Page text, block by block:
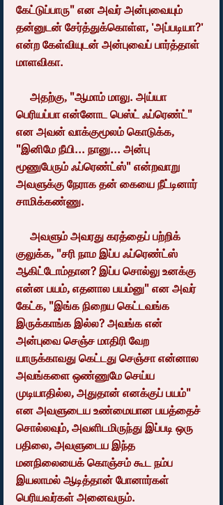
கேட்டுப்பாரு" என அவர் அன்புவையும்
தன்னுடன் சேர்த்துக்கொள்ள, 'அப்படியா?'
என்ற கேள்வியுடன் அன்புவைப் பார்த்தாள்
மாளவிகா.
பெரியப்பா என்னோட பெஸ்ட் ஃப்ரெண்ட்"
என அவன் வாக்குமூலம் கொடுக்க,
"இனிமே நீயி... நானு... அன்பு
மூணுபேரும் ஃப்ரெண்ட்ஸ்" என்றவாறு
அவளுக்கு நேராக தன் கையை நீட்டினார்
சாமிக்கண்ணு.
குலுக்க, "சரி நாம இப்ப ஃப்ரெண்ட்ஸ்
ஆகிட்டோம்தான? இப்ப சொல்லு உனக்கு
என்ன பயம், எதனால பயம்னு" என அவர்
கேட்க, "இங்க நிறைய கெட்டவங்க
இருக்காங்க இல்ல? அவங்க என்
அன்புவை செஞ்ச மாதிரி வேற
யாருக்காவது கெட்டது செஞ்சா என்னால
அவங்களை ஒண்ணுமே செய்ய
முடியாதில்ல, அதுதான் எனக்குப் பயம்"
என அவளுடைய உண்மையான பயத்தைச்
சொல்லவும், அவளிடமிருந்து இப்படி ஒரு
பதிலை, அவளுடைய இந்த
மனநிலையைக் கொஞ்சம் கூட நம்ப
இயலாமல் ஆடித்தான் போனார்கள்
பெரியவர்கள் அனைவரும்.